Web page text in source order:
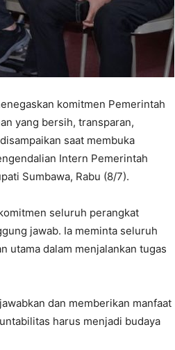
komitmen Pemerintah
yang bersih, transparan,
saat membuka
Intern Pemerintah
Sumbawa, Rabu (8/7).
seluruh perangkat
jawab. Ia meminta seluruh
utama dalam menjalankan tugas
dan memberikan manfaat
harus menjadi budaya